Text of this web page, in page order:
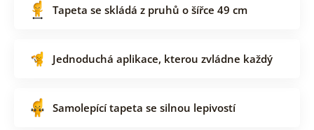
Tapeta se skládá z pruhů o šířce 49 cm
Jednoduchá aplikace, kterou zvládne každý
Samolepící tapeta se silnou lepivostí